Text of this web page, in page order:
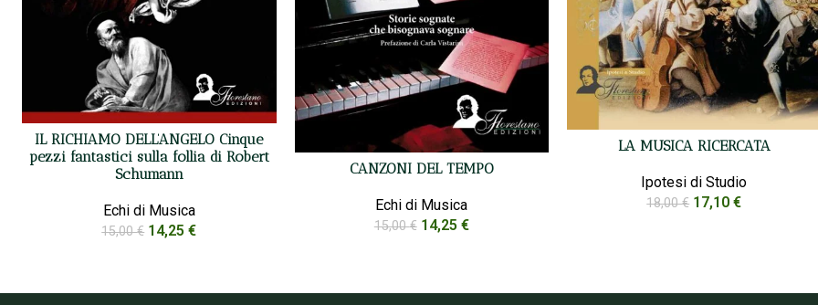
IL RICHIAMO DELL’ANGELO Cinque
pezzi fantastici sulla follia di Robert
Schumann
Echi di Musica
15,00€ 14,25€
CANZONI DEL TEMPO
Echi di Musica
15,00€ 14,25 €
LA MUSICA RICERCATA
Ipotesi di Studio
18,00€ 17,10€